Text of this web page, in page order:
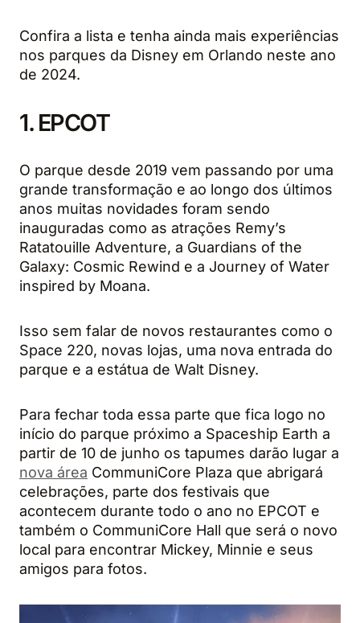
Confira a lista e tenha ainda mais experiências
nos parques da Disney em Orlando neste ano
de 2024.
1. EPCOT
O parque desde 2019 vem passando por uma
grande transformação e ao longo dos últimos
anos muitas novidades foram sendo
inauguradas como as atrações Remy’s
Ratatouille Adventure, a Guardians of the
Galaxy: Cosmic Rewind e a Journey of Water
inspired by Moana.
Isso sem falar de novos restaurantes como o
Space 220, novas lojas, uma nova entrada do
parque e a estátua de Walt Disney.
Para fechar toda essa parte que fica logo no
início do parque próximo a Spaceship Earth a
partir de 10 de junho os tapumes darão lugar a
nova área CommuniCore Plaza que abrigará
celebrações, parte dos festivais que
acontecem durante todo o ano no EPCOT e
também o CommuniCore Hall que será o novo
local para encontrar Mickey, Minnie e seus
amigos para fotos.